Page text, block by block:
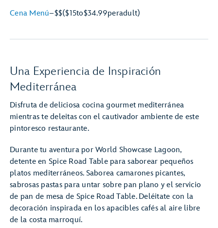
Cena Menú–$$($15to$34.99peradult)
Una Experiencia de Inspiración
Mediterránea
Disfruta de deliciosa cocina gourmet mediterránea
mientras te deleitas con el cautivador ambiente de este
pintoresco restaurante.
Durante tu aventura por World Showcase Lagoon,
detente en Spice Road Table para saborear pequeños
platos mediterráneos. Saborea camarones picantes,
sabrosas pastas para untar sobre pan plano y el servicio
de pan de mesa de Spice Road Table. Deléitate con la
decoración inspirada en los apacibles cafés al aire libre
de la costa marroquí.